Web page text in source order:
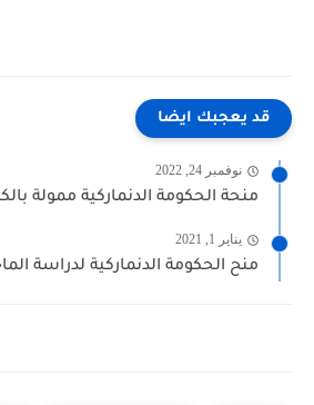
قد يعجبك ايضا
نوفمبر 24, 2022
منحة الحكومة الدنماركية ممولة
يناير 1, 2021
منح الحكومة الدنماركية لدراسة